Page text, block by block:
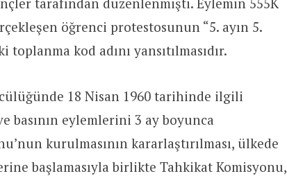
öğrenci protestosunun “5. ayın 5.
toplanma kod adını yansıtılmasıdır.
18 Nisan 1960 tarihinde ilgili
eylemlerini 3 ay boyunca
kurulmasının kararlaştırılması, ülkede
başlamasıyla birlikte Tahkikat Komisyonu,